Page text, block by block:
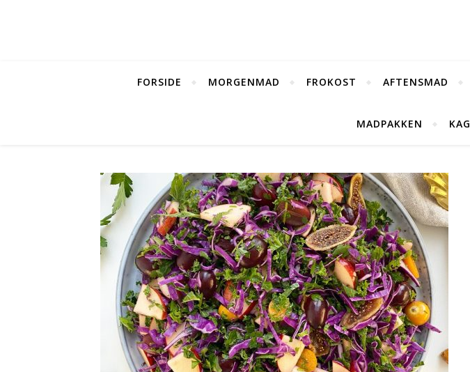
FORSIDE MORGENMAD FROKOST AFTENSMAD
MADPAKKEN